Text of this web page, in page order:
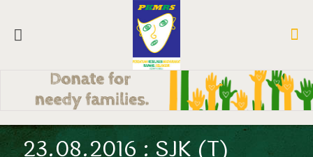
23.08.2016 : SJK (T)